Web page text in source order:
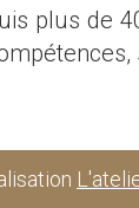
plus de